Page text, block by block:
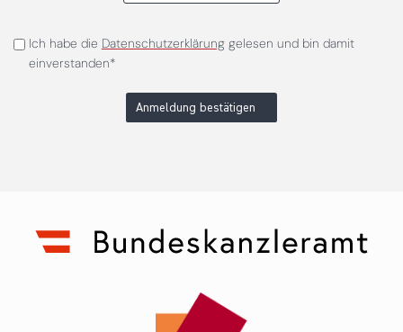
Ich habe die Datenschutzerklärunggelesen und bin damit
einverstanden*
Anmeldung bestätigen